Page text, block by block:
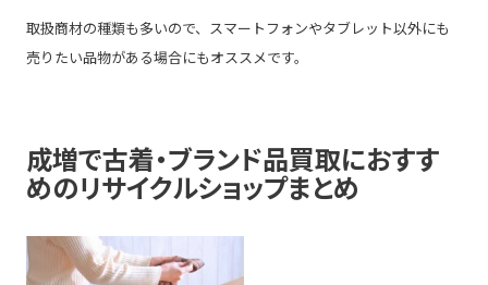
取扱商材の種類も多いので、スマートフォンやタブレット以外にも
売りたい品物がある場合にもオススメです。
成増で古着・ブランド品買取におすす
めのリサイクルショップまとめ